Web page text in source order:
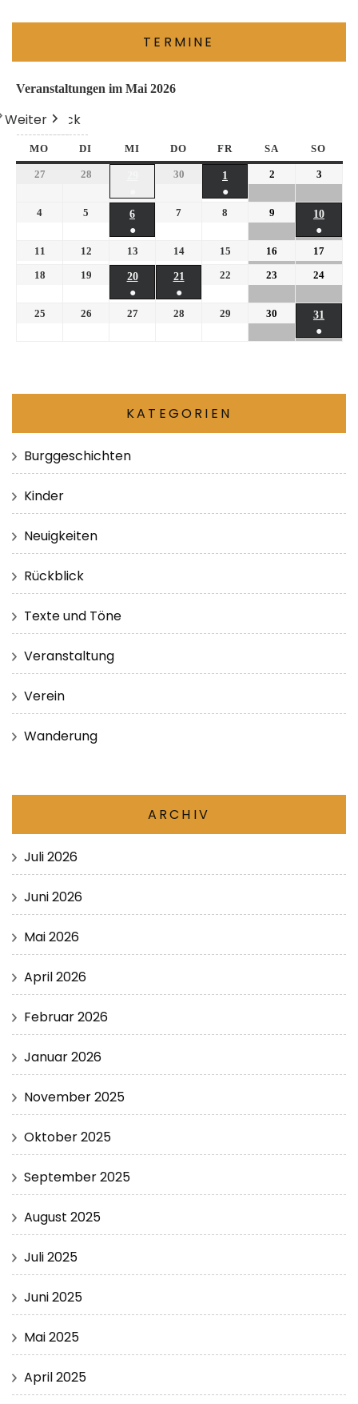
TERMINE
Veranstaltungen im Mai 2026
Zurück
Heute
Weiter
MO DI MI DO FR SA SO
27 28 30
1
●
2 3
4 5
6
●
7 8 9
10
●
11 12 13 14 15 16
17
18
19
20
●
21
●
22 23 24
25 26 27 28 29 30
31
●
KATEGORIEN
Burggeschichten
Kinder
Neuigkeiten
Rückblick
Texte und Töne
Veranstaltung
Verein
Wanderung
ARCHIV
Juli 2026
Juni 2026
Mai 2026
April 2026
Februar 2026
Januar 2026
November 2025
Oktober 2025
September 2025
August 2025
Juli 2025
Juni 2025
Mai 2025
April 2025